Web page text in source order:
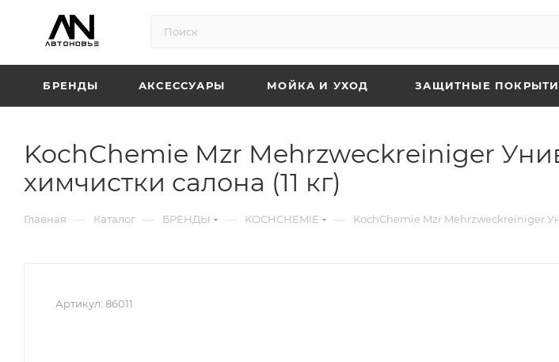
БРЕНДЫ АКСЕССУАРЫ МОЙКА И УХОД ЗАЩИТНЫЕ
KochChemie Mzr Mehrzweckreiniger
химчистки салона (11 кг)
Главная — Каталог — БРЕНДЫ — KOCHCHEMIE — KochChemie Mzr Mehrzweckreiniger
Артикул: 86011